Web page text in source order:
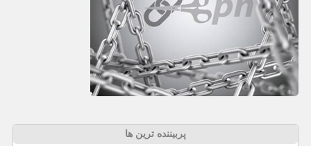
پربیننده ترین ها